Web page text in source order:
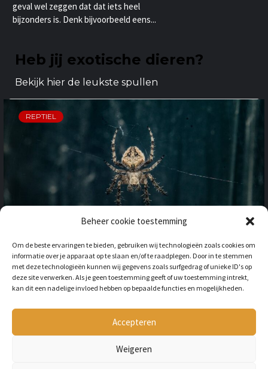
Beheer cookie toestemming
Om de beste ervaringen te bieden, gebruiken wij technologieën zoals cookies om
informatie over je apparaat op te slaan en/of te raadplegen. Door in te stemmen
met deze technologieën kunnen wij gegevens zoals surfgedrag of unieke ID's op
deze site verwerken. Als je geen toestemming geeft of uw toestemming intrekt,
kan dit een nadelige invloed hebben op bepaalde functies en mogelijkheden.
Accepteren
Weigeren
geval wel zeggen dat dat iets heel
bijzonders is. Denk bijvoorbeeld eens...
Heb jij exotische dieren?
Bekijk hier de leukste spullen
REPTIEL
BUITENLAND: HOE HOUD JE
REKENING MET
ONGEWENSTE DIEREN?
BY LILIAN 3 JAAR AGO
Als je op vakantie gaat naar het
buitenland, is niet alleen het cultuur en
de temperatuur anders, ook kan het zijn
dat er verschillende dieren...